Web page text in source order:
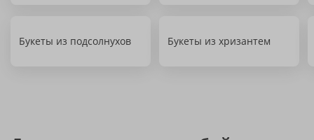
Букеты из подсолнухов Букеты из хризантем